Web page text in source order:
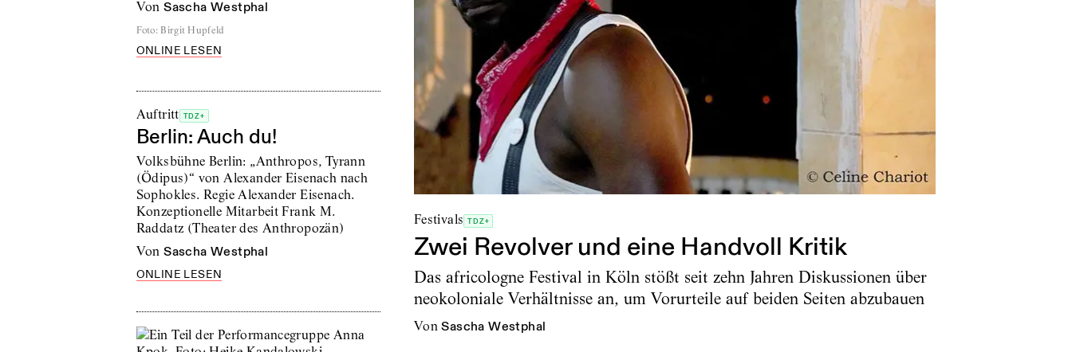
von Sascha Westphal
Foto: Birgit Hupfeld
ONLINE LESEN
Festivals TDZ+
Zwei Revolver und eine Handvoll Kritik
Das africologne Festival in Köln stößt seit zehn Jahren Diskussionen über
neokoloniale Verhältnisse an, um Vorurteile auf beiden Seiten abzubauen
von Sascha Westphal
Auftritt TDZ+
Berlin: Auch du!
Volksbühne Berlin: „Anthropos, Tyrann
(Ödipus)“ von Alexander Eisenach nach
Sophokles. Regie Alexander Eisenach.
Konzeptionelle Mitarbeit Frank M.
Raddatz (Theater des Anthropozän)
von Sascha Westphal
ONLINE LESEN